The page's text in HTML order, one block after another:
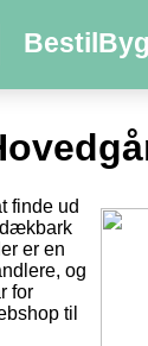
finde ud
er en
og
for
til